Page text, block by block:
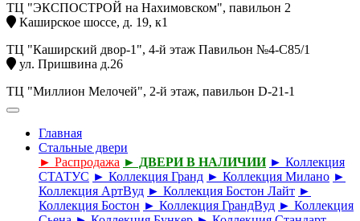
ТЦ "ЭКСПОСТРОЙ на Нахимовском", павильон 2
Каширское шоссе, д. 19, к1
ТЦ "Каширский двор-1", 4-й этаж Павильон №4-С85/1
ул. Пришвина д.26
ТЦ "Миллион Мелочей", 2-й этаж, павильон D-21-1
Главная
Стальные двери
► Распродажа ► ДВЕРИ В НАЛИЧИИ ► Коллекция
СТАТУС ► Коллекция Гранд ► Коллекция Милано ►
Коллекция АртВуд ► Коллекция Бостон Лайт ►
Коллекция Бостон ► Коллекция ГрандВуд ► Коллекция